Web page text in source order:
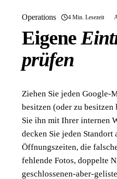
Operations 4 Min. Lesezeit
Eigene
prüfen
Ziehen Sie jeden Google-
besitzen (oder zu besitzen
Sie ihn mit Ihrer internen
decken Sie jeden Standort
Öffnungszeiten, die
fehlende Fotos, doppelte
geschlossenen-aber-